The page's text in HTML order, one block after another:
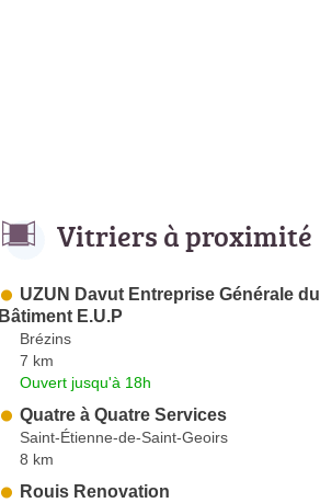
Vitriers à proximité
UZUN Davut Entreprise Générale du
Bâtiment E.U.P
Brézins
7 km
Ouvert jusqu'à 18h
Quatre à Quatre Services
Saint-Étienne-de-Saint-Geoirs
8 km
Rouis Renovation